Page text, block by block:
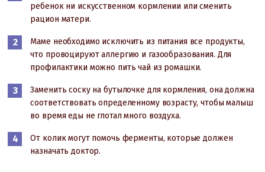
ребенок ни искусственном кормлении или сменить
рацион матери.
Маме необходимо исключить из питания все продукты,
что провоцируют аллергию и газообразования. Для
профилактики можно пить чай из ромашки.
Заменить соску на бутылочке для кормления, она должна
соответствовать определенному возрасту, чтобы малыш
во время еды не глотал много воздуха.
От колик могут помочь ферменты, которые должен
назначать доктор.